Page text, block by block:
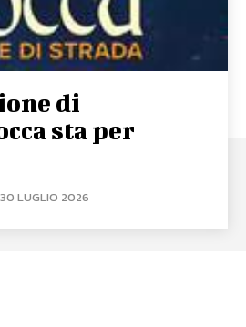
di
sta per
30 LUGLIO 2026